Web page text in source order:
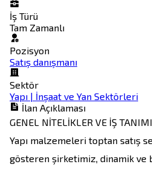
İş Türü
Tam Zamanlı
Pozisyon
Satış danışmanı
Sektör
Yapı | İnşaat ve Yan Sektörleri
İlan Açıklaması
GENEL NİTELİKLER VE İŞ TANIMI
Yapı malzemeleri toptan satış
gösteren şirketimiz, dinamik ve